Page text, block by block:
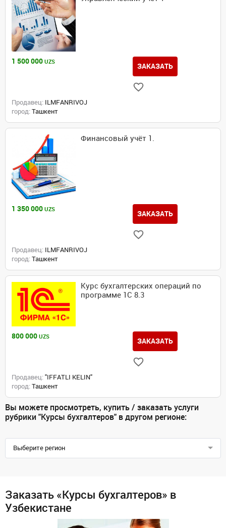
1 500 000 UZS
ЗАКАЗАТЬ
Продавец: ILMFANRIVOJ
город: Ташкент
Финансовый учёт 1.
1 350 000 UZS
ЗАКАЗАТЬ
Продавец: ILMFANRIVOJ
город: Ташкент
Курс бухгалтерских операций по
программе 1С 8.3
800 000 UZS
ЗАКАЗАТЬ
Продавец: "IFFATLI KELIN"
город: Ташкент
Вы можете просмотреть, купить / заказать услуги
рубрики "Курсы бухгалтеров" в другом регионе:
Выберите регион
Заказать «Курсы бухгалтеров» в
Узбекистане